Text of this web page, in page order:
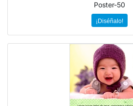
Poster-50
¡Diséñalo!